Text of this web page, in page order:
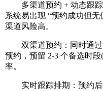
多渠道预约 + 动态跟踪
系统易出现 “预约成功但无
渠道风险高。
双渠道预约：同时通过
预约，预留 2-3 个备选时
率。
实时跟踪排期：预约后